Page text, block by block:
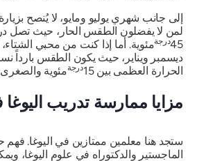
إلى جانب شهري يوليو ومايو، لا يُنصح
لمن لا يفضلون الطقس الحار، حيث تصل
45 درجةمئوية. أما إذا كنت من محبي الشتاء،
ديسمبر ويناير، حيث يكون الطقس بارداً
الحرارة العظمى بين 15
درجةمئوية والصغرى
مزايا ممارسة تدريب
ستجد هنا معلمين ممتازين في اليوغا.
الماجستير والدكتوراه في علوم اليوغا،